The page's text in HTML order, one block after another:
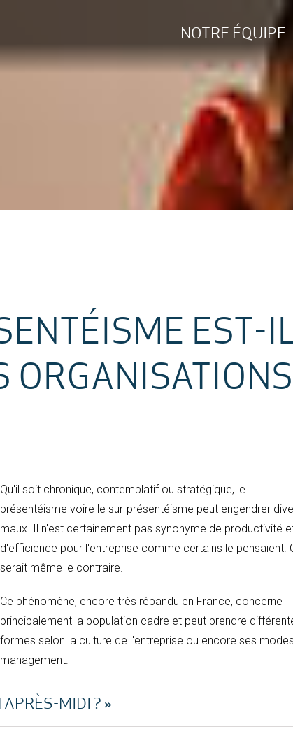
NOTRE ÉQUIPE
EST-
ORGANISATIONS
Qu'il soit chronique, contemplatif ou stratégique, le
présentéisme voire le sur-présentéisme peut engendrer
maux. Il n'est certainement pas synonyme de productivité
d'efficience pour l'entreprise comme certains le pensaient.
serait même le contraire.
Ce phénomène, encore très répandu en France, concerne
principalement la population cadre et peut prendre
formes selon la culture de l'entreprise ou encore ses
management.
APRÈS-MIDI ? »